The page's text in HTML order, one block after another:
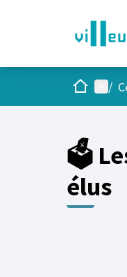
Accueil/
🗳️
élus